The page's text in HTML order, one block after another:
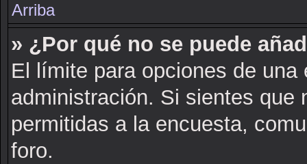
Arriba
» ¿Por qué no se puede
El límite para opciones de
administración. Si sientes que
permitidas a la encuesta,
foro.